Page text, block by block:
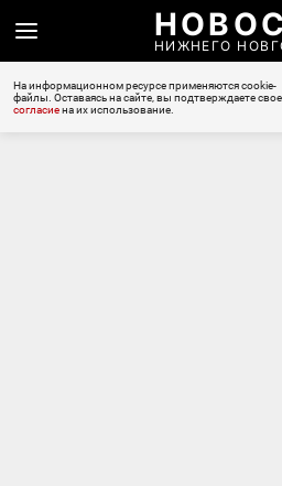
НИЖНЕГО
На информационном ресурсе применяются cookie-
файлы. Оставаясь на сайте, вы подтверждаете свое
согласиена их использование.